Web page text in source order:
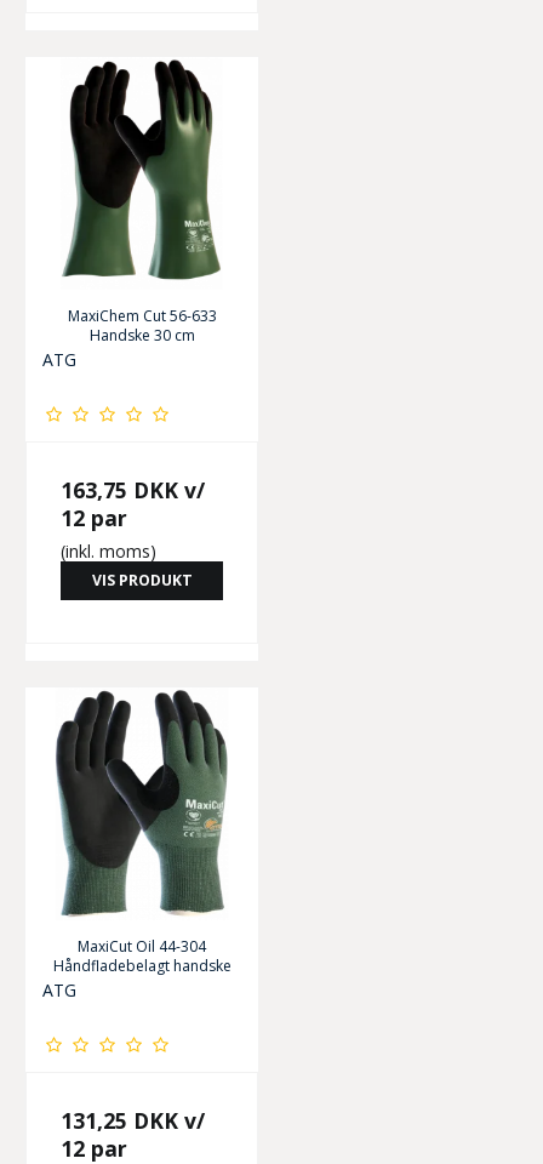
MaxiChem Cut 56-633
Handske 30 cm
ATG
163,75 DKK v/
12 par
(inkl. moms)
VIS PRODUKT
MaxiCut Oil 44-304
Håndfladebelagt handske
ATG
131,25 DKK v/
12 par